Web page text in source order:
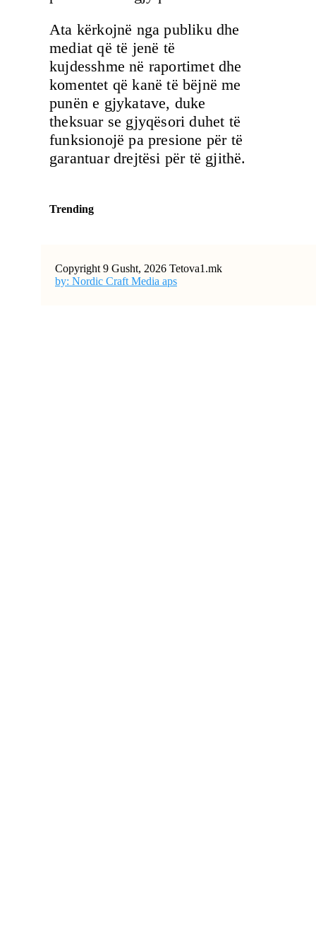
Ata kërkojnë nga publiku dhe
mediat që të jenë të
kujdesshme në raportimet dhe
komentet që kanë të bëjnë me
punën e gjykatave, duke
theksuar se gjyqësori duhet të
funksionojë pa presione për të
garantuar drejtësi për të gjithë.
Trending
Copyright 9 Gusht, 2026 Tetova1.mk
by: Nordic Craft Media aps